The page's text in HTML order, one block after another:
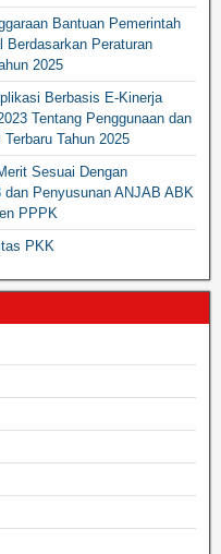
Bantuan Pemerintah
Berdasarkan Peraturan
2025
Berbasis E-Kinerja
Tentang Penggunaan dan
Tahun 2025
Sesuai Dengan
dan Penyusunan ANJAB ABK
PPPK
PKK